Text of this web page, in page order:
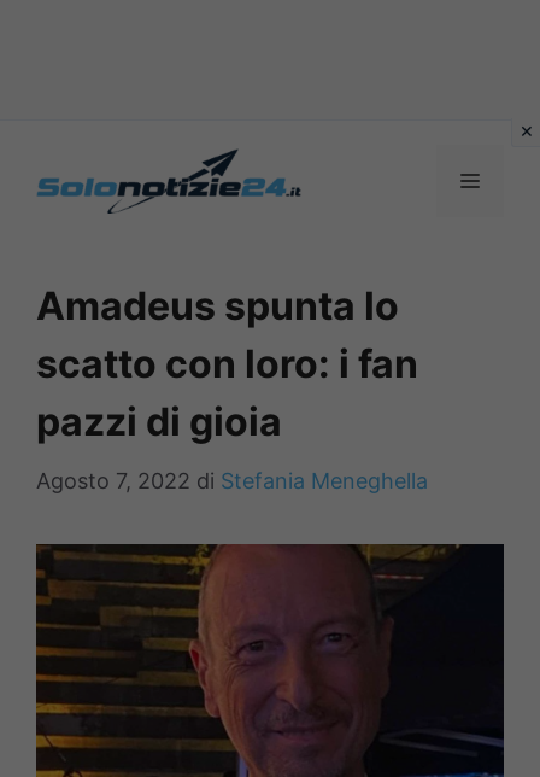
MENU
Amadeus spunta lo
scatto con loro: i fan
pazzi di gioia
Agosto 7, 2022 di Stefania Meneghella